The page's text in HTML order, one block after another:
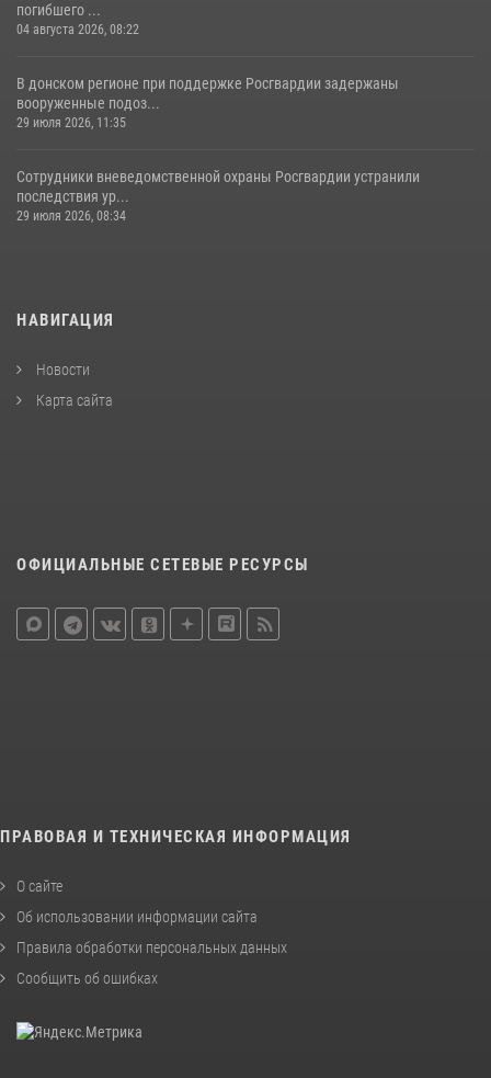
погибшего ...
04 августа 2026, 08:22
В донском регионе при поддержке Росгвардии задержаны
вооруженные подоз...
29 июля 2026, 11:35
Сотрудники вневедомственной охраны Росгвардии устранили
последствия ур...
29 июля 2026, 08:34
НАВИГАЦИЯ
Новости
Карта сайта
ОФИЦИАЛЬНЫЕ СЕТЕВЫЕ РЕСУРСЫ
ПРАВОВАЯ И ТЕХНИЧЕСКАЯ ИНФОРМАЦИЯ
О сайте
Об использовании информации сайта
Правила обработки персональных данных
Сообщить об ошибках